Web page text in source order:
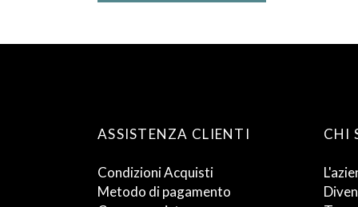
ASSISTENZA CLIENTI
Condizioni Acquisti
Metodo di pagamento
CHI